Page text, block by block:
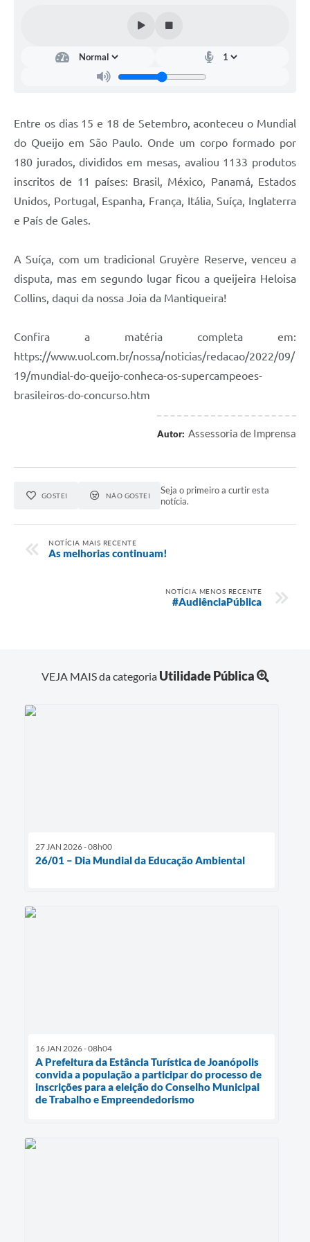
Entre os dias 15 e 18 de Setembro, aconteceu o Mundial
do Queijo em São Paulo. Onde um corpo formado por
180 jurados, divididos em mesas, avaliou 1133 produtos
inscritos de 11 países: Brasil, México, Panamá, Estados
Unidos, Portugal, Espanha, França, Itália, Suíça, Inglaterra
e País de Gales.
A Suíça, com um tradicional Gruyère Reserve, venceu a
disputa, mas em segundo lugar ficou a queijeira Heloisa
Collins, daqui da nossa Joia da Mantiqueira!
Confira a matéria completa em:
https://www.uol.com.br/nossa/noticias/redacao/2022/09/
19/mundial-do-queijo-conheca-os-supercampeoes-
brasileiros-do-concurso.htm
Autor: Assessoria de Imprensa
GOSTEI NÃO GOSTEI
Seja o primeiro a curtir esta
notícia.
NOTÍCIA MAIS RECENTE
As melhorias continuam!
NOTÍCIA MENOS RECENTE
#AudiênciaPública
VEJA MAIS da categoria Utilidade Pública
27 JAN 2026 - 08h00
26/01 – Dia Mundial da Educação Ambiental
16 JAN 2026 - 08h04
A Prefeitura da Estância Turística de Joanópolis
convida a população a participar do processo de
inscrições para a eleição do Conselho Municipal
de Trabalho e Empreendedorismo